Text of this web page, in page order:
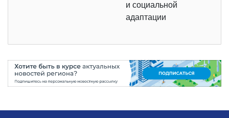
и социальной
адаптации